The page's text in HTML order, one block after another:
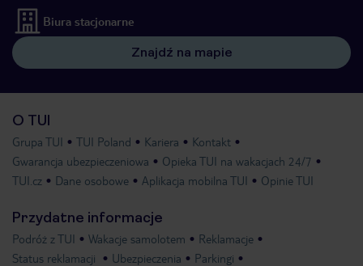
Biura stacjonarne
Znajdź na mapie
O TUI
Grupa TUI TUI Poland Kariera
Kontakt
Gwarancja ubezpieczeniowa
Opieka TUI na wakacjach 24/7
TUI.cz
Dane osobowe Aplikacja mobilna TUI Opinie TUI
Przydatne informacje
Podróż z TUI Wakacje samolotem
Reklamacje
Status reklamacji
Ubezpieczenia
Parkingi